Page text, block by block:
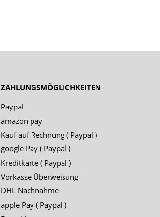
ZAHLUNGSMÖGLICHKEITEN
Paypal
amazon pay
Kauf auf Rechnung ( Paypal )
google Pay ( Paypal )
Kreditkarte ( Paypal )
Vorkasse Überweisung
DHL Nachnahme
apple Pay ( Paypal )